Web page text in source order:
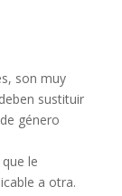
son muy
sustituir
género
le
a otra.